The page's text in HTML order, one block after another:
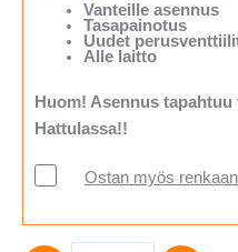
Vanteille asennus
Tasapainotus
Uudet
Alle laitto
Huom! Asennus
Hattulassa!!
Ostan myös